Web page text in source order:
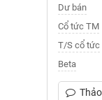
Dư bán
Cổ tức TM
T/S cổ tức
Beta